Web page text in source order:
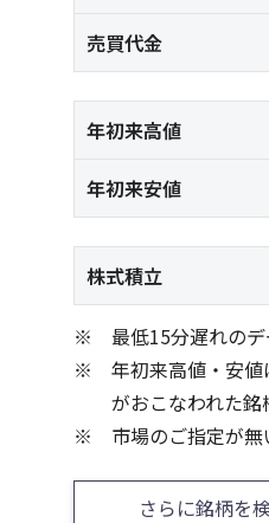
売買代金
年初来高値
年初来安値
株式積立
最低15分遅れのデ
年初来高値・安
がおこなわれた銘
市場のご指定が無
さらに銘柄を